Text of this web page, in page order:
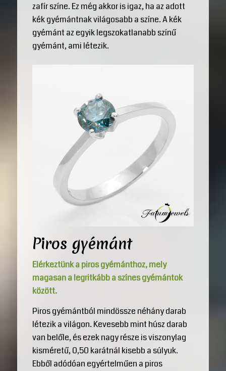
zafír színe. Ez még akkor is igaz, ha az adott
kék gyémántnak világosabb a színe. A kék
gyémánt az egyik legszokatlanabb színű
gyémánt, ami létezik.
Piros gyémánt
Elérkeztünk a piros gyémánthoz, mely
magasan a legritkább a színes gyémántok
között.
Piros gyémántból mindössze néhány darab
létezik a világon. Kevesebb mint húsz darab
van belőle, és ezek nagy része is viszonylag
kisméretű, 0,50 karátnál kisebb a súlyuk.
Ebből adódóan egyértelműen a piros